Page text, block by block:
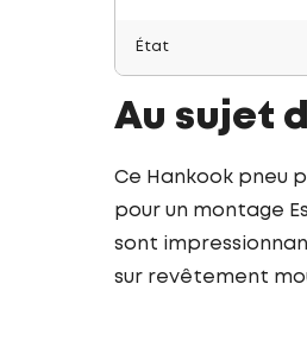
État
Au sujet
Ce Hankook pneu
pour un montage
sont
sur revêtement